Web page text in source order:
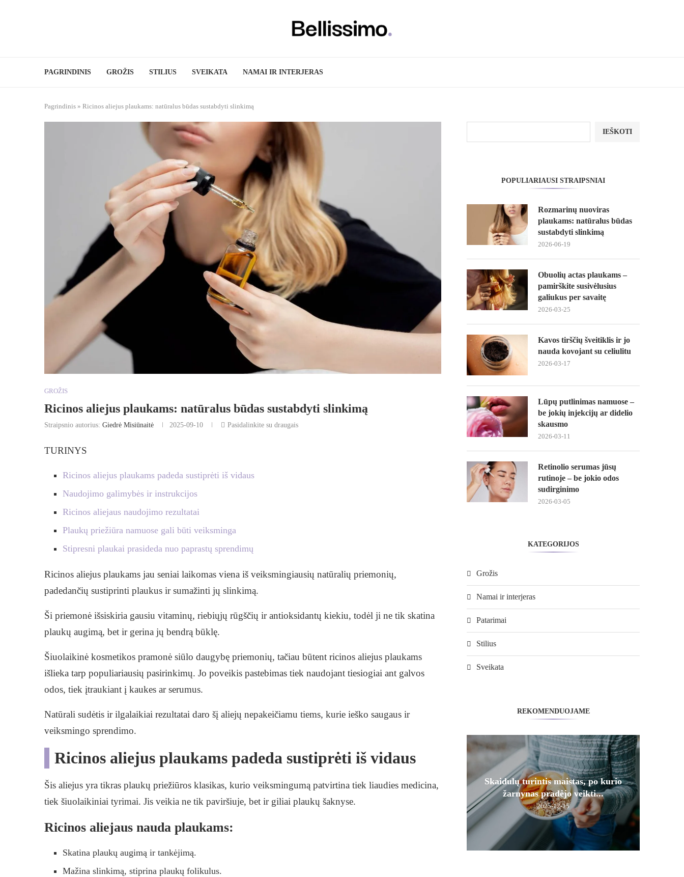
PAGRINDINIS GROŽIS STILIUS SVEIKATA NAMAI IR INTERJERAS
Pagrindinis » Ricinos aliejus plaukams: natūralus būdas sustabdyti slinkimą
GROŽIS
Ricinos aliejus plaukams: natūralus būdas sustabdyti slinkimą
Straipsnio autorius: Giedrė Misiūnaitė 2025-09-10 Pasidalinkite su draugais
TURINYS
Ricinos aliejus plaukams padeda sustiprėti iš vidaus
Naudojimo galimybės ir instrukcijos
Ricinos aliejaus naudojimo rezultatai
Plaukų priežiūra namuose gali būti veiksminga
Stipresni plaukai prasideda nuo paprastų sprendimų
Ricinos aliejus plaukams jau seniai laikomas viena iš veiksmingiausių natūralių priemonių,
padedančių sustiprinti plaukus ir sumažinti jų slinkimą.
Ši priemonė išsiskiria gausiu vitaminų, riebiųjų rūgščių ir antioksidantų kiekiu, todėl ji ne tik skatina
plaukų augimą, bet ir gerina jų bendrą būklę.
Šiuolaikinė kosmetikos pramonė siūlo daugybę priemonių, tačiau būtent ricinos aliejus plaukams
išlieka tarp populiariausių pasirinkimų. Jo poveikis pastebimas tiek naudojant tiesiogiai ant galvos
odos, tiek įtraukiant į kaukes ar serumus.
Natūrali sudėtis ir ilgalaikiai rezultatai daro šį aliejų nepakeičiamu tiems, kurie ieško saugaus ir
veiksmingo sprendimo.
Ricinos aliejus plaukams padeda sustiprėti iš vidaus
Šis aliejus yra tikras plaukų priežiūros klasikas, kurio veiksmingumą patvirtina tiek liaudies medicina,
tiek šiuolaikiniai tyrimai. Jis veikia ne tik paviršiuje, bet ir giliai plaukų šaknyse.
Ricinos aliejaus nauda plaukams:
Skatina plaukų augimą ir tankėjimą.
Mažina slinkimą, stiprina plaukų folikulus.
IEŠKOTI
POPULIARIAUSI STRAIPSNIAI
Rozmarinų nuoviras
plaukams: natūralus būdas
sustabdyti slinkimą
2026-06-19
Obuolių actas plaukams –
pamirškite susivėlusius
galiukus per savaitę
2026-03-25
Kavos tirščių šveitiklis ir jo
nauda kovojant su celiulitu
2026-03-17
Lūpų putlinimas namuose –
be jokių injekcijų ar didelio
skausmo
2026-03-11
Retinolio serumas jūsų
rutinoje – be jokio odos
sudirginimo
2026-03-05
KATEGORIJOS
Grožis
Namai ir interjeras
Patarimai
Stilius
Sveikata
REKOMENDUOJAME
Skaidulų turintis maistas, po kurio
žarnynas pradėjo veikti...
2025-12-15